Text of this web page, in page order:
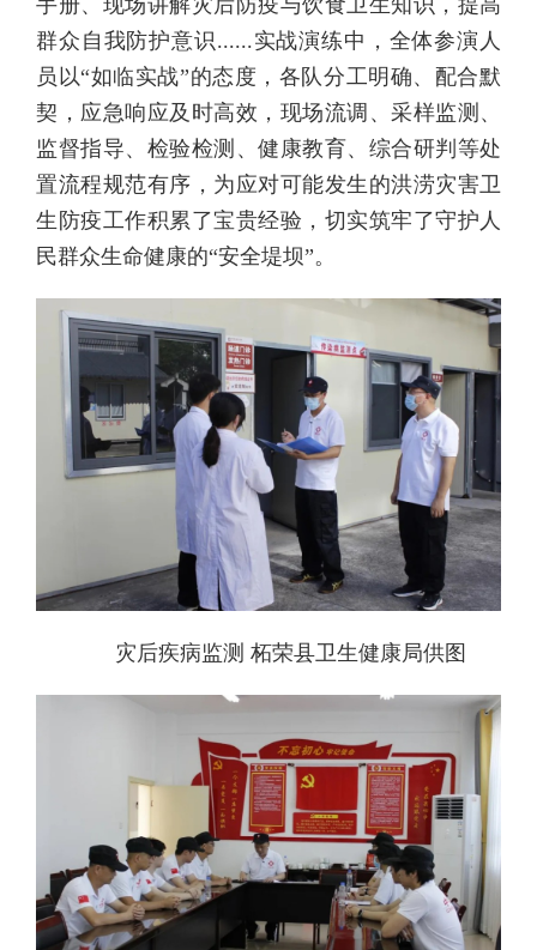
手册、现场讲解灾后防疫与饮食卫生知识，提高
群众自我防护意识......实战演练中，全体参演人
员以“如临实战”的态度，各队分工明确、配合默
契，应急响应及时高效，现场流调、采样监测、
监督指导、检验检测、健康教育、综合研判等处
置流程规范有序，为应对可能发生的洪涝灾害卫
生防疫工作积累了宝贵经验，切实筑牢了守护人
民群众生命健康的“安全堤坝”。
灾后疾病监测 柘荣县卫生健康局供图